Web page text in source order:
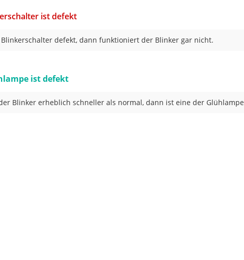
ist defekt
defekt, dann funktioniert der Blinker gar nicht.
ist defekt
Blinker erheblich schneller als normal, dann ist eine der